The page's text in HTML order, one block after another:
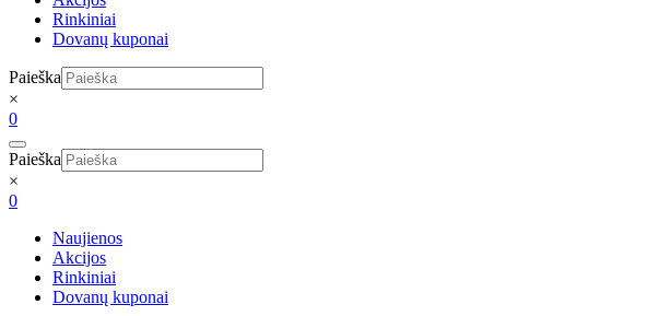
Rinkiniai
Dovanų kuponai
Paieška
×
0
Paieška
×
0
Naujienos
Akcijos
Rinkiniai
Dovanų kuponai